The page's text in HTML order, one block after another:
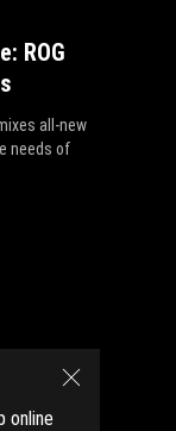
online
ROG
all-new
needs of